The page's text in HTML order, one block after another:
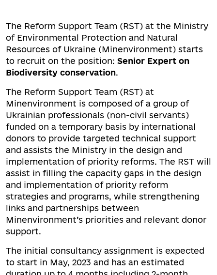
The Reform Support Team (RST) at the Ministry
of Environmental Protection and Natural
Resources of Ukraine (Minenvironment) starts
to recruit on the position: Senior Expert on
Biodiversity conservation.
The Reform Support Team (RST) at
Minenvironment is composed of a group of
Ukrainian professionals (non-civil servants)
funded on a temporary basis by international
donors to provide targeted technical support
and assists the Ministry in the design and
implementation of priority reforms. The RST will
assist in filling the capacity gaps in the design
and implementation of priority reform
strategies and programs, while strengthening
links and partnerships between
Minenvironment’s priorities and relevant donor
support.
The initial consultancy assignment is expected
to start in May, 2023 and has an estimated